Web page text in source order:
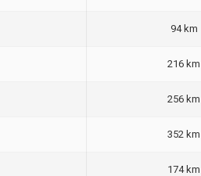
94 km
216 km
256 km
352 km
174 km